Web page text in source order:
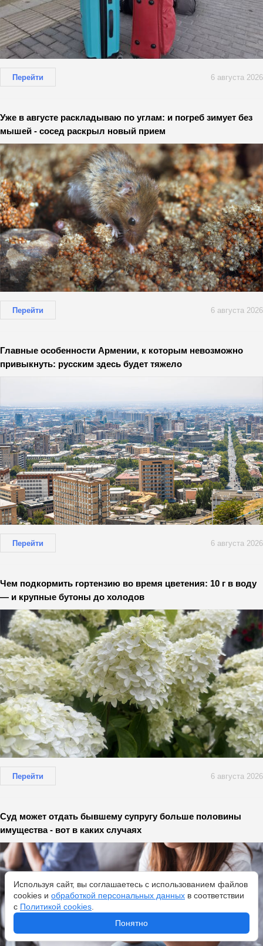
Перейти 6 августа 2026
Уже в августе раскладываю по углам: и погреб зимует без
мышей - сосед раскрыл новый прием
Перейти 6 августа 2026
Главные особенности Армении, к которым невозможно
привыкнуть: русским здесь будет тяжело
Перейти 6 августа 2026
Чем подкормить гортензию во время цветения: 10 г в воду
— и крупные бутоны до холодов
Перейти 6 августа 2026
Суд может отдать бывшему супругу больше половины
имущества - вот в каких случаях
Используя сайт, вы соглашаетесь с использованием файлов
cookies и обработкой персональных данных в соответствии
с Политикой cookies
Понятно